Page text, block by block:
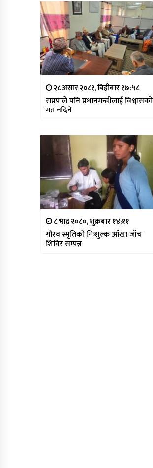
२८ असार २०८१, बिहीबार १७:५८
राप्रपाले पनि प्रधानमन्त्रीलाई विश्वासको
मत नदिने
८ भाद्र २०८०, शुक्रबार १४:११
गौरव स्मृतिको निःशुल्क आँखा जाँच
शिविर सम्पन्न